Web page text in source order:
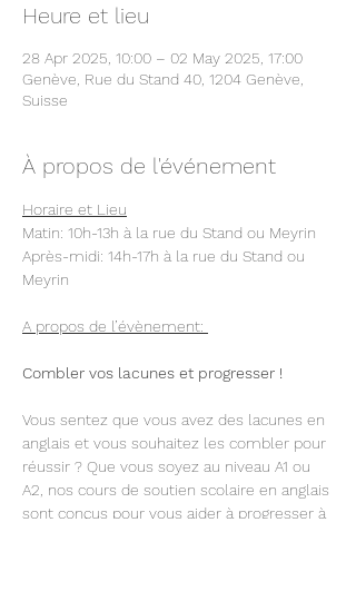
Heure et lieu
28 Apr 2025, 10:00 – 02 May 2025, 17:00
Genève, Rue du Stand 40, 1204 Genève,
Suisse
À propos de l'événement
Horaire et Lieu
Matin: 10h-13h à la rue du Stand ou Meyrin
Après-midi: 14h-17h à la rue du Stand ou
Meyrin
A propos de l’évènement:
Combler vos lacunes et progresser !
Vous sentez que vous avez des lacunes en
anglais et vous souhaitez les combler pour
réussir ? Que vous soyez au niveau A1 ou
A2, nos cours de soutien scolaire en anglais
sont conçus pour vous aider à progresser à